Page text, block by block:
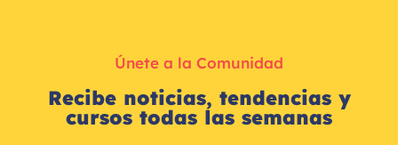
Únete a la Comunidad
Recibe noticias, tendencias y
cursos todas las semanas